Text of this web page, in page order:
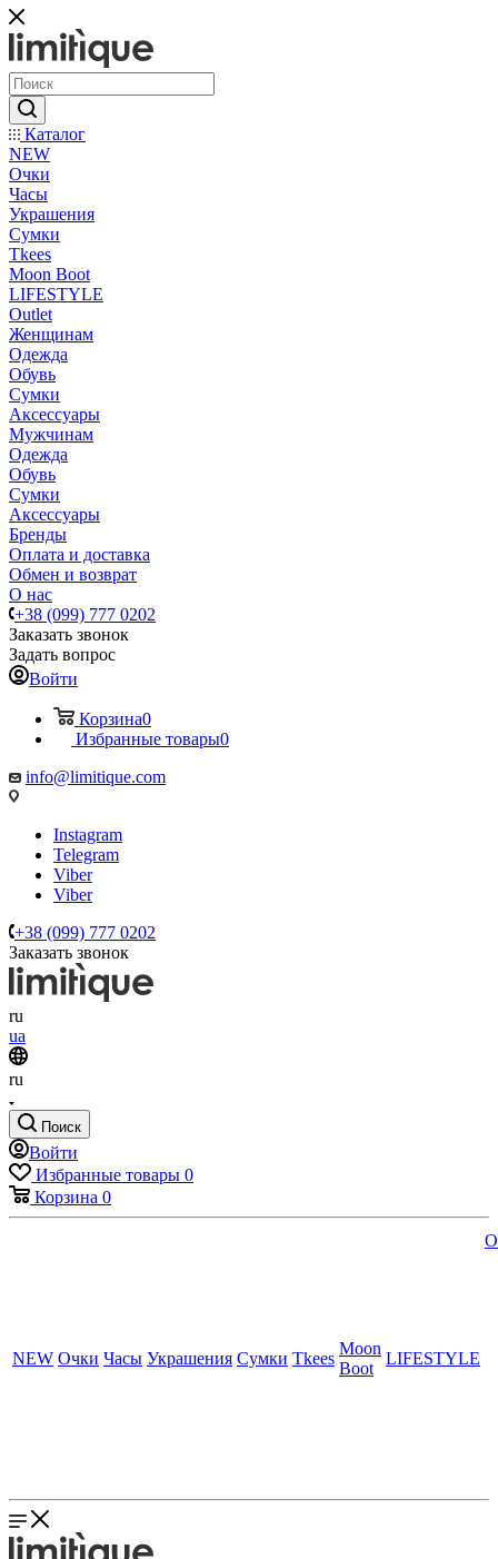
Каталог
NEW
Очки
Часы
Украшения
Сумки
Tkees
Moon Boot
LIFESTYLE
Outlet
Женщинам
Одежда
Обувь
Сумки
Аксессуары
Мужчинам
Одежда
Обувь
Сумки
Аксессуары
Бренды
Оплата и доставка
Обмен и возврат
О нас
+38 (099) 777 0202
Заказать звонок
Задать вопрос
Войти
Корзина0
Избранные товары0
info@limitique.com
Instagram
Telegram
Viber
Viber
+38 (099) 777 0202
Заказать звонок
ru
ua
ru
Поиск
Войти
Избранные товары 0
Корзина 0
NEW Очки Часы Украшения Сумки Tkees
Moon
Boot
LIFESTYLE